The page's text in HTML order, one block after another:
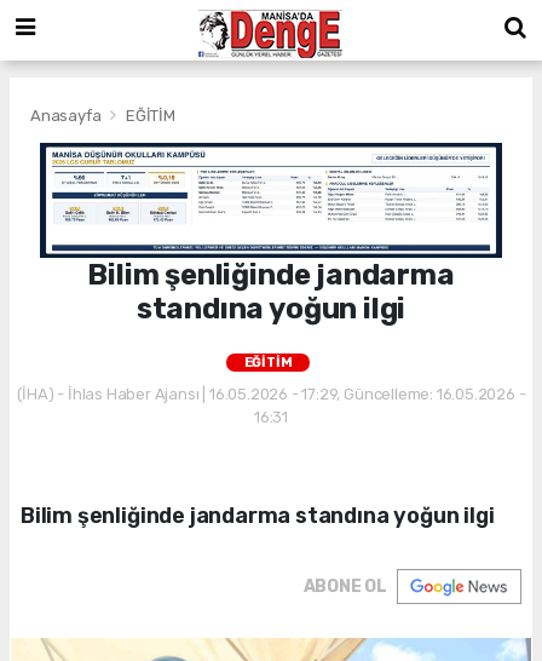
Anasayfa EĞİTİM
Bilim şenliğinde jandarma
standına yoğun ilgi
EĞİTİM
(İHA) - İhlas Haber Ajansı | 16.05.2026 - 17:29, Güncelleme: 16.05.2026 -
16:31
Bilim şenliğinde jandarma standına yoğun ilgi
ABONE OL